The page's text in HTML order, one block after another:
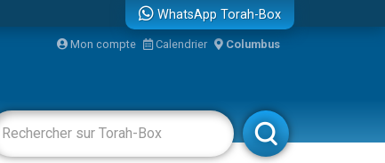
WhatsApp Torah-Box
Mon compte Calendrier Columbus
Livres Rabbanim